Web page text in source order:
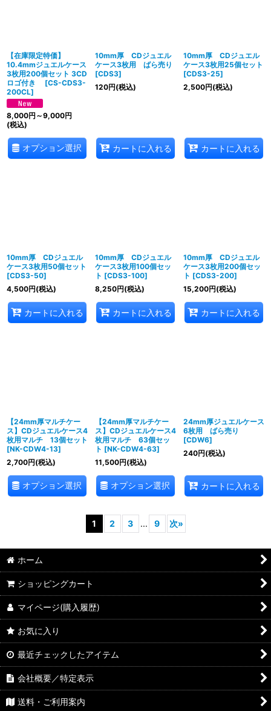
【在庫限定特価】
10.4mmジュエルケース
3枚用200個セット 3CD
ロゴ付き
[CS-CDS3-
200CL]
8,000円 ～9,000円
(税込)
オプション選択
10mm厚 CDジュエル
ケース3枚用 ばら売り
[CDS3]
120円(税込)
カートに入れる
10mm厚 CDジュエル
ケース3枚用25個セット
[CDS3-25]
2,500円(税込)
カートに入れる
10mm厚 CDジュエル
ケース3枚用50個セット
[CDS3-50]
4,500円(税込)
カートに入れる
10mm厚 CDジュエル
ケース3枚用100個セッ
ト [CDS3-100]
8,250円(税込)
カートに入れる
10mm厚 CDジュエル
ケース3枚用200個セッ
ト [CDS3-200]
15,200円(税込)
カートに入れる
【24mm厚マルチケー
ス】CDジュエルケース4
枚用マルチ 13個セット
[NK-CDW4-13]
2,700円(税込)
オプション選択
【24mm厚マルチケー
ス】CDジュエルケース4
枚用マルチ 63個セッ
ト [NK-CDW4-63]
11,500円(税込)
オプション選択
24mm厚ジュエルケース
6枚用 ばら売り
[CDW6]
240円(税込)
カートに入れる
1 2 3 ... 9 次»
ホーム
ショッピングカート
マイページ(購入履歴)
お気に入り
最近チェックしたアイテム
会社概要／特定表示
送料・ご利用案内